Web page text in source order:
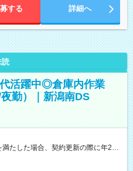
する 詳細へ
読
活躍中◎倉庫内作業
勤）｜新潟南DS
たした場合、契約更新の際に年2回
締/翌
、別途支給 ※深夜割増賃金 (22:00～